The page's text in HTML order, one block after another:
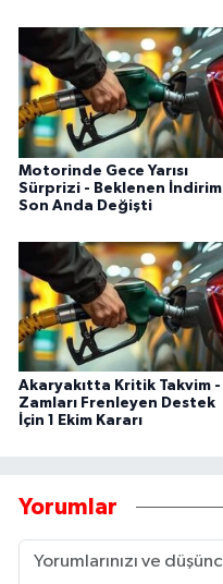
Motorinde Gece Yarısı
Sürprizi - Beklenen İndirim
Son Anda Değişti
Akaryakıtta Kritik Takvim -
Zamları Frenleyen Destek
İçin 1 Ekim Kararı
Yorumlar